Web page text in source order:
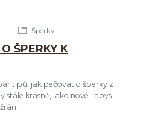
Šperky
ŠPERKY K
tipů, jak pečovat o šperky z
stále krásně, jako nové...abys